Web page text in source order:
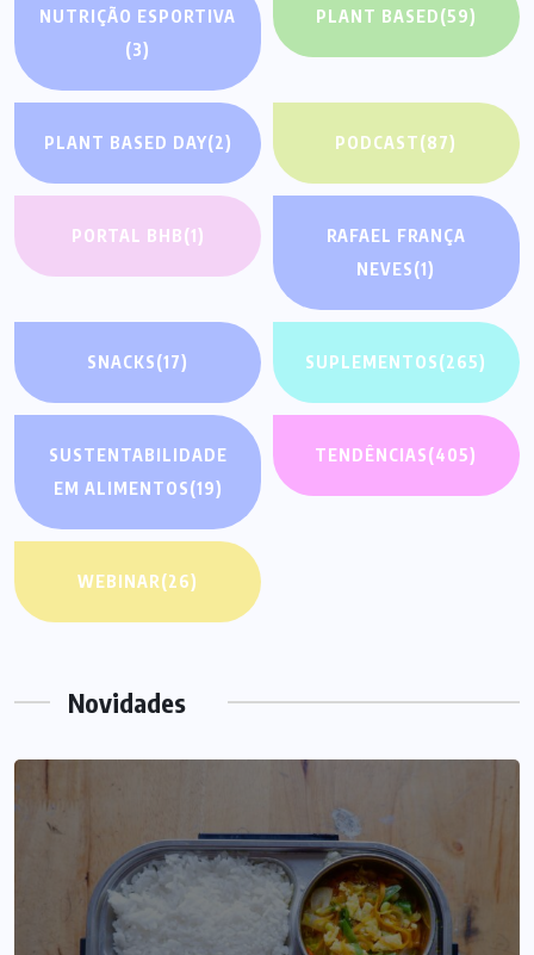
NUTRIÇÃO ESPORTIVA
(3)
PLANT BASED(59)
PLANT BASED DAY(2) PODCAST(87)
PORTAL BHB(1)
RAFAEL FRANÇA
NEVES(1)
SNACKS(17) SUPLEMENTOS(265)
SUSTENTABILIDADE
EM ALIMENTOS(19)
TENDÊNCIAS(405)
WEBINAR(26)
Novidades